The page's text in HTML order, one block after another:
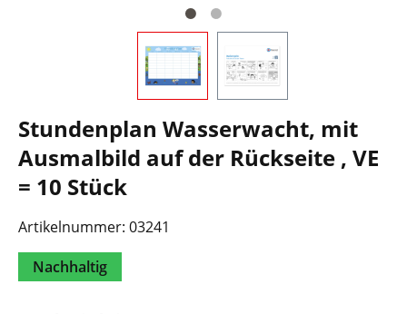
Stundenplan Wasserwacht, mit
Ausmalbild auf der Rückseite , VE
= 10 Stück
Artikelnummer: 03241
Nachhaltig